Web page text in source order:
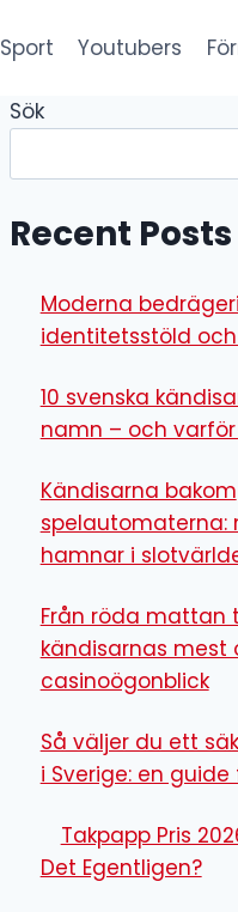
Sport Youtubers
Sök
Recent Posts
Moderna
identitetsstöld
10 svenska
namn – och
Kändisarna bakom
spelautomaterna:
hamnar i
Från röda mattan
kändisarnas mest
casinoögonblick
Så väljer du ett
i Sverige: en
Takpapp Pris
Det Egentligen?